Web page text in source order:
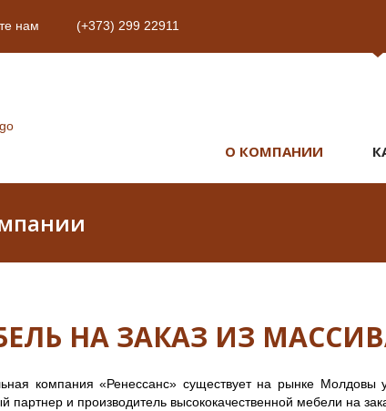
нам (+373) 299 22911
О КОМПАНИИ
НА ЗАКАЗ ИЗ
компания «Ренессанс» существует на рынке
партнер и производитель высококачественной мебели на